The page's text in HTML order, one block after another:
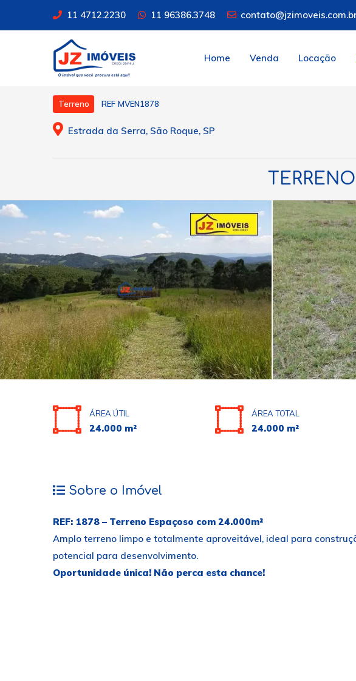
11 4712.2230 11 96386.3748
Home Venda Locação
Terreno REF MVEN1878
Estrada da Serra, São Roque, SP
ÁREA ÚTIL
24.000 m²
ÁREA TOTAL
24.000 m²
Sobre o Imóvel
REF: 1878 – Terreno Espaçoso com 24.000m²
Amplo terreno limpo e totalmente aproveitável, ideal para
potencial para desenvolvimento.
Oportunidade única! Não perca esta chance!